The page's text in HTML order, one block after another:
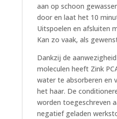
aan op schoon
door en laat het 10
Uitspoelen en afsluiten
Kan zo vaak, als
Dankzij de
moleculen heeft Zink
water te absorberen en
het haar. De
worden toegeschreven
negatief geladen